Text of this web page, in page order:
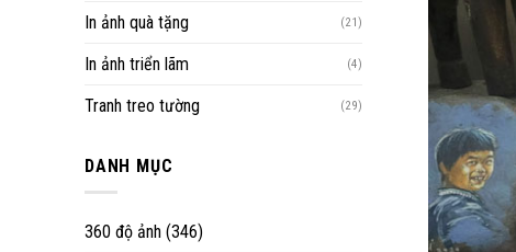
In ảnh quà tặng (21)
In ảnh triển lãm (4)
Tranh treo tường (29)
DANH MỤC
360 độ ảnh (346)